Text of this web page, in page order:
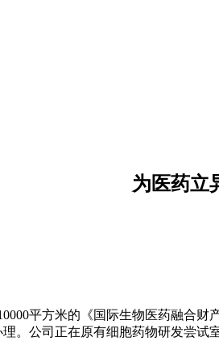
为医药立
平方米的《国际生物医药融合财
。公司正在原有细胞药物研发尝